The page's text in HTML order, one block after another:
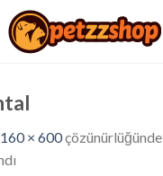
× 600çözünürlüğünde